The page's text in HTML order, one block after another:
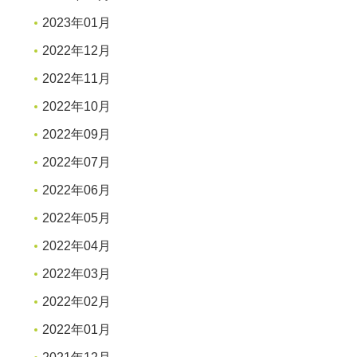
2023年01月
2022年12月
2022年11月
2022年10月
2022年09月
2022年07月
2022年06月
2022年05月
2022年04月
2022年03月
2022年02月
2022年01月